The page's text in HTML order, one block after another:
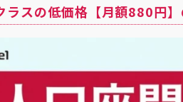
ラスの低価格【月額880円